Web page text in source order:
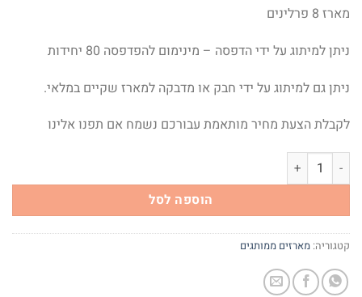
מארז 8 פרלינים
ניתן למיתוג על ידי הדפסה – מינימום להפדפסה 80 יחידות
ניתן גם למיתוג על ידי חבק או מדבקה למארז שקיים במלאי.
לקבלת הצעת מחיר מותאמת עבורכם נשמח אם תפנו אלינו
כמות של מארז 8 פרלינים למיתוג
הוספה לסל
קטגוריה: מארזים ממותגים